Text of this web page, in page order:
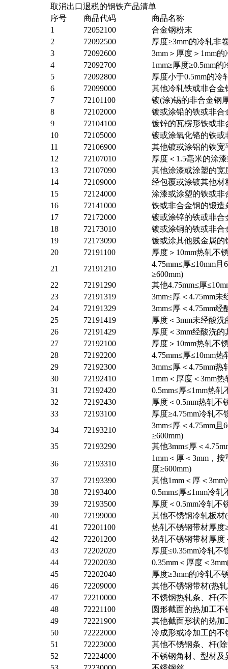
取消出口退税的钢铁产品清单
序号
商品代码
商品名称
1
72052100
合金钢粉末
2
72092500
厚度≥3mm的冷轧非
3
72092600
3mm＞厚度＞1mm
4
72092700
1mm≥厚度≥0.5mm
5
72092800
厚度小于0.5mm的冷
6
72099000
其他冷轧铁或非合金
7
72101100
镀(涂)锡的非合金钢
8
72102000
镀或涂铅的铁或非合
9
72104100
镀锌的瓦楞形铁或非
10
72105000
镀或涂氧化铬的铁或
11
72106900
其他镀或涂铝的铁宽
12
72107010
厚度＜1.5毫米的涂
13
72107090
其他涂漆或涂塑的宽
14
72109000
经包覆或涂镀其他材
15
72124000
涂漆或涂塑的铁或非
16
72141000
铁或非合金钢的锻造
17
72172000
镀或涂锌的铁或非合
18
72173010
镀或涂铜的铁或非合
19
72173090
镀或涂其他贱金属的
20
72191100
厚度＞10mm热轧不
21
72191210
4.75mm≤厚≤10mm
≥600mm)
22
72191290
其他4.75mm≤厚
23
72191319
3mm≤厚＜4.75mm
24
72191329
3mm≤厚＜4.75mm
25
72191419
厚度＜3mm未经酸
26
72191429
厚度＜3mm经酸洗
27
72192100
厚度＞10mm热轧不
28
72192200
4.75mm≤厚≤10mm
29
72192300
3mm≤厚＜4.75mm
30
72192410
1mm＜厚度＜3mm
31
72192420
0.5mm≤厚≤1mm热
32
72192430
厚度＜0.5mm热轧不
33
72193100
厚度≥4.75mm冷轧
34
72193210
3mm≤厚＜4.75mm
≥600mm)
35
72193290
其他3mm≤厚＜
36
72193310
1mm＜厚＜3mm，
度≥600mm)
37
72193390
其他1mm＜厚＜
38
72193400
0.5mm≤厚≤1mm冷
39
72193500
厚度＜0.5mm冷轧不
40
72199000
其他不锈钢冷轧板材
41
72201100
热轧不锈钢带材厚度
42
72201200
热轧不锈钢带材厚度
43
72202020
厚度≤0.35mm冷轧
44
72202030
0.35mm＜厚度＜
45
72202040
厚度≥3mm的冷轧不
46
72209000
其他不锈钢带材(热
47
72210000
不锈钢热轧条、杆(
48
72221100
圆形截面的热加工
49
72221900
其他截面形状的热加
50
72222000
冷成形或冷加工的不
51
72223000
其他不锈钢条、杆(
52
72224000
不锈钢角材、型材及